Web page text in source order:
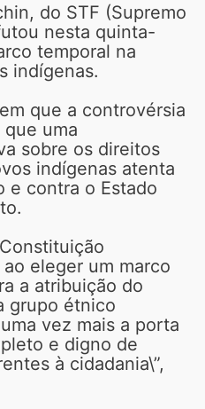
do STF (Supremo
nesta quinta-
temporal na
indígenas.
que a controvérsia
uma
sobre os direitos
indígenas atenta
e contra o Estado
eleger um marco
a atribuição do
grupo étnico
vez mais a porta
e digno de
à cidadania\”,